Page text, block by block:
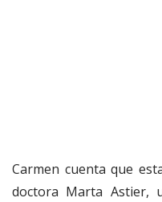
Carmen cuenta que
doctora Marta Astier,